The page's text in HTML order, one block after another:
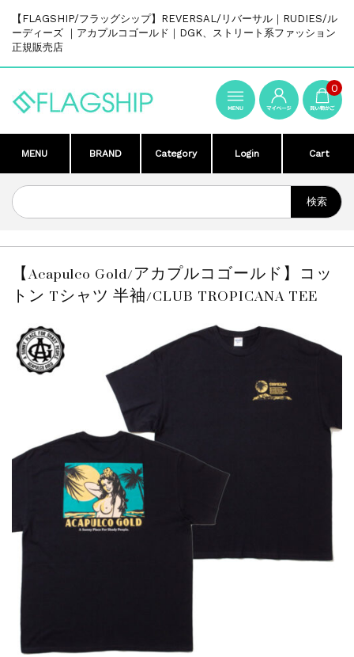
【FLAGSHIP/フラッグシップ】REVERSAL/リバーサル｜RUDIES/ル
ーディーズ ｜アカプルコゴールド｜DGK、ストリート系ファッション
正規販売店
0
MENU BRAND Category Login Cart
【Acapulco Gold/アカプルコゴールド】コッ
トン Tシャツ 半袖/CLUB TROPICANA TEE